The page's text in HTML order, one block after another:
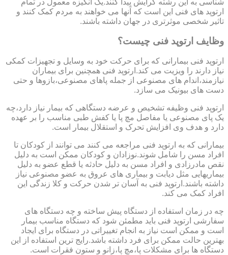
شناسی به این رشته گرایش پیدا کنند.یک انگیزه معمول در تمام
ارتوپد های فنی این است که آنها می خواهند به مردم کمک کنند و
تاثیر شخصی موثرتری در جهان داشته باشند.
وظایف ارتوپد فنی چیست؟
ارتوپد فنی بیمارانی که برای حرکت خود به وسایل و تجهیزات کمکی
نیاز دارند را ویزیت می کند.ارتوپد فنی همچنین برای بیماران
نیازمند،اندام های مصنوعی از جمله پاهای مصنوعی،بازوها و حتی
دست های بیونیک می سازد.
ارتوپد فنی وظیفه تشخیص و عرضه دستگاهی که بیمار نیاز دارد،چه
یک پای مصنوعی یا مفاصل مچ پا یا کفش طبی مناسب را بر عهده
دارد و هدف وی افزایش تحرک و استقلال بیمار است.
بیمارانی که به ارتوپد فنی مراجعه می کنند می توانند از کودکان تا
افراد مسن را شامل شوند.نوزادان و کودکان ممکن است به دلیل
نقص مادرزادی و افراد مسن به دلیل حادثه یا قطع عضو به دلیل
بیماریهایی مثل دیابت و بیماری های عروق به عضو مصنوعی نیاز
داشته باشند.ارتوپد فنی به آسان تر شدن حرکت و کلا زندگی این
افراد کمک می کند.
چه در زمان استفاده از دستگاه پیش ساخته و چه دستگاه های
سفارشی ارتوپد فنی باید مطمئن شود که دستگاه مناسب بیمار
است و ممکن است نیاز به انجام تغییراتی در دستگاه برای ایجاد
بهترین حالت ممکن برای فرد داشته باشد.رایج ترین استفاده از این
دستگاه ها برای مشکلات پا،مچ پا،زانو و ستون فقرات است.